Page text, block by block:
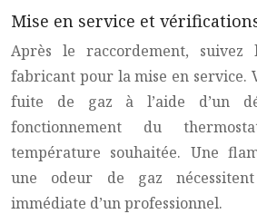
Mise en service et
Après le raccordement, suivez
fabricant pour la mise en service.
fuite de gaz à l’aide d’un
fonctionnement du
température souhaitée. Une
une odeur de gaz
immédiate d’un professionnel.